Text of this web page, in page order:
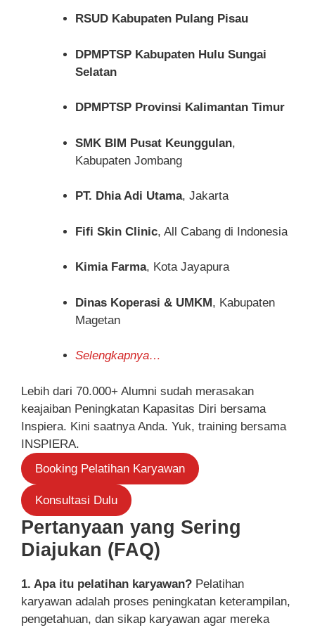
RSUD Kabupaten Pulang Pisau
DPMPTSP Kabupaten Hulu Sungai
Selatan
DPMPTSP Provinsi Kalimantan Timur
SMK BIM Pusat Keunggulan,
Kabupaten Jombang
PT. Dhia Adi Utama, Jakarta
Fifi Skin Clinic, All Cabang di Indonesia
Kimia Farma, Kota Jayapura
Dinas Koperasi & UMKM, Kabupaten
Magetan
Selengkapnya…
Lebih dari 70.000+ Alumni sudah merasakan
keajaiban Peningkatan Kapasitas Diri bersama
Inspiera. Kini saatnya Anda. Yuk, training bersama
INSPIERA.
Booking Pelatihan Karyawan
Konsultasi Dulu
Pertanyaan yang Sering
Diajukan (FAQ)
1. Apa itu pelatihan karyawan? Pelatihan
karyawan adalah proses peningkatan keterampilan,
pengetahuan, dan sikap karyawan agar mereka